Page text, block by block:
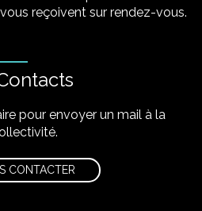
reçoivent sur rendez-vous.
pour envoyer un mail à la
CONTACTER